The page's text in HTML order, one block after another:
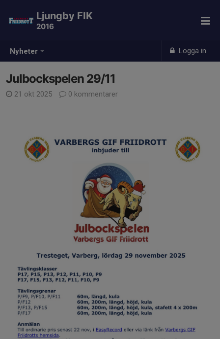
Nyheter Logga in
Ljungby FIK
2016
Julbockspelen 29/11
21 okt 2025 0 kommentarer